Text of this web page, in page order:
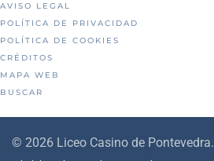
AVISO LEGAL
POLÍTICA DE PRIVACIDAD
POLÍTICA DE COOKIES
CRÉDITOS
MAPA WEB
BUSCAR
© 2026 Liceo Casino de Pontevedra.